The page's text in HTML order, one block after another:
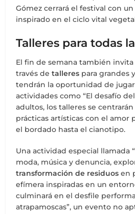
Gómez cerrará el festival con
inspirado en el ciclo vital
Talleres para todas
El fin de semana también
través detalleres para grandes
tendrán la oportunidad de
actividades como “El desafío
adultos, los talleres se
prácticas artísticas con el amor
el bordado hasta el cianotipo.
Una actividad especial llamada
moda, música y denuncia,
transformación de residuos en
efímera inspiradas en un
culminará en el desfile
atrapamoscas”, un evento no